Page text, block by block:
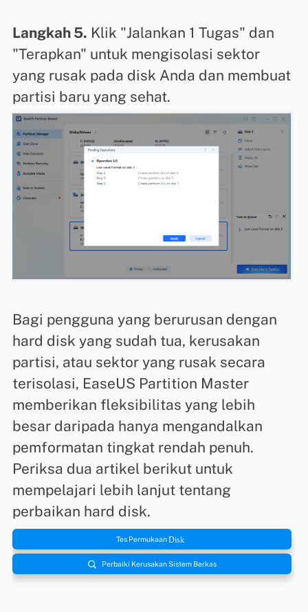
Langkah 5. Klik "Jalankan 1 Tugas" dan
"Terapkan" untuk mengisolasi sektor
yang rusak pada disk Anda dan membuat
partisi baru yang sehat.
Bagi pengguna yang berurusan dengan
hard disk yang sudah tua, kerusakan
partisi, atau sektor yang rusak secara
terisolasi, EaseUS Partition Master
memberikan fleksibilitas yang lebih
besar daripada hanya mengandalkan
pemformatan tingkat rendah penuh.
Periksa dua artikel berikut untuk
mempelajari lebih lanjut tentang
perbaikan hard disk.
Tes PermukaanDisk
 Perbaiki Kerusakan Sistem Berkas